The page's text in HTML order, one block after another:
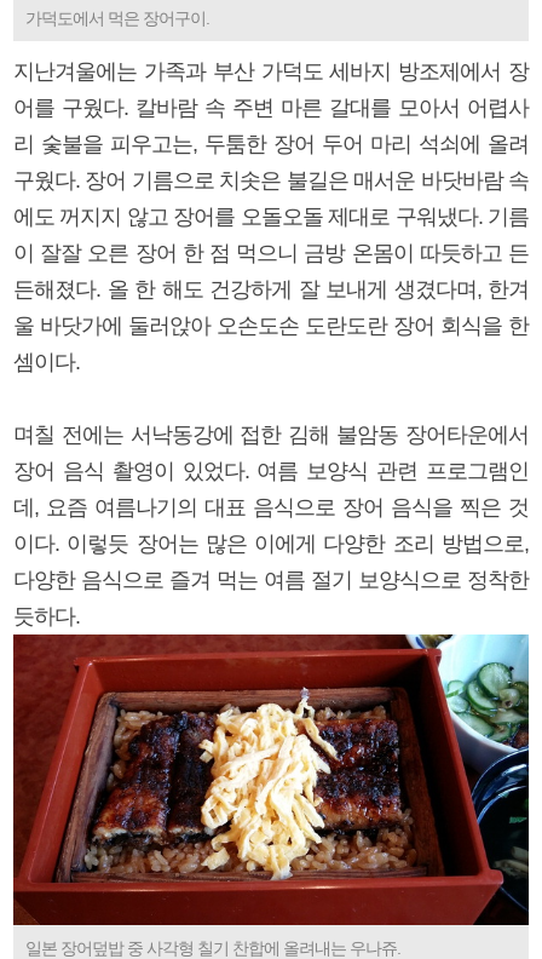
가덕도에서 먹은 장어구이.
지난겨울에는 가족과 부산 가덕도 세바지 방조제에서 장
어를 구웠다. 칼바람 속 주변 마른 갈대를 모아서 어렵사
리 숯불을 피우고는, 두툼한 장어 두어 마리 석쇠에 올려
구웠다. 장어 기름으로 치솟은 불길은 매서운 바닷바람 속
에도 꺼지지 않고 장어를 오돌오돌 제대로 구워냈다. 기름
이 잘잘 오른 장어 한 점 먹으니 금방 온몸이 따듯하고 든
든해졌다. 올 한 해도 건강하게 잘 보내게 생겼다며, 한겨
울 바닷가에 둘러앉아 오손도손 도란도란 장어 회식을 한
셈이다.
며칠 전에는 서낙동강에 접한 김해 불암동 장어타운에서
장어 음식 촬영이 있었다. 여름 보양식 관련 프로그램인
데, 요즘 여름나기의 대표 음식으로 장어 음식을 찍은 것
이다. 이렇듯 장어는 많은 이에게 다양한 조리 방법으로,
다양한 음식으로 즐겨 먹는 여름 절기 보양식으로 정착한
듯하다.
일본 장어덮밥 중 사각형 칠기 찬합에 올려내는 우나쥬.